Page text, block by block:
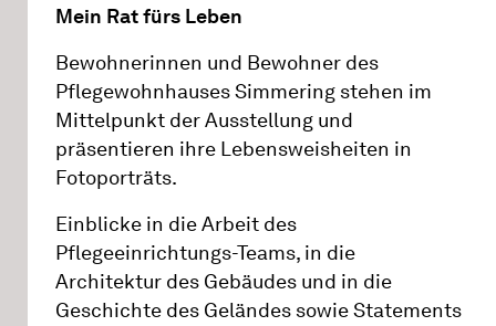
Mein Rat fürs Leben
Bewohnerinnen und Bewohner des
Pflegewohnhauses Simmering stehen im
Mittelpunkt der Ausstellung und
präsentieren ihre Lebensweisheiten in
Fotoporträts.
Einblicke in die Arbeit des
Pflegeeinrichtungs-Teams, in die
Architektur des Gebäudes und in die
Geschichte des Geländes sowie Statements